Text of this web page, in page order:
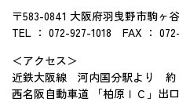
〒583-0841 大阪府羽曳野市駒ヶ
TEL ： 072-927-1018 FAX ：
＜アクセス＞
近鉄大阪線 河内国分駅より 約
西名阪自動車道 「柏原ＩＣ」出